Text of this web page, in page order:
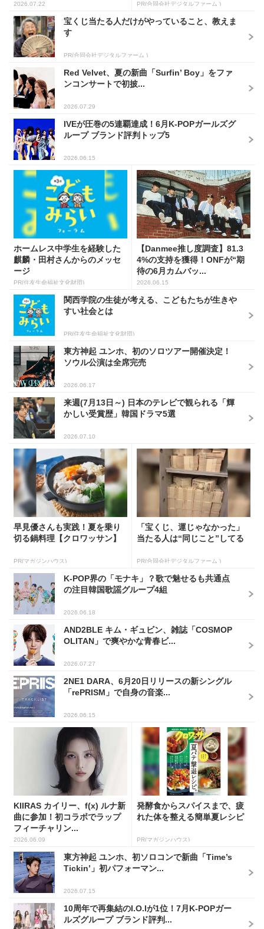
2026.07.22 PR(合同会社デジタルファーム )
宝くじ当たる人だけがやっていること、教えま
す
PR(合同会社デジタルファーム )
Red Velvet、夏の新曲「Surfin’ Boy」をファ
ンコンサートで初披...
2026.07.29
IVEが圧巻の5連覇達成！6月K-POPガールズグ
ループ ブランド評判トップ5
2026.06.15
ホームレス中学生を経験した
麒麟・田村さんからのメッセ
ージ
PR(住友生命福祉文化財団)
【Danmee推し度調査】81.3
4%の支持を獲得！ONFが“期
待の6月カムバッ...
2026.06.15
関西学院の生徒が考える、こどもたちが生きや
すい社会とは
PR(住友生命福祉文化財団)
東方神起 ユンホ、初のソロツアー開催決定！
ソウル公演は全席完売
2026.06.17
来週(7月13日～) 日本のテレビで観られる「輝
かしい受賞歴」韓国ドラマ5選
2026.07.10
早見優さんも実践！夏を乗り
切る鍋料理【クロワッサン】
PR(マガジンハウス)
「宝くじ、運じゃなかった」
当たる人は“同じこと”してる
PR(合同会社デジタルファーム )
K-POP界の「モナキ」？歌で魅せるも共通点
の注目韓国歌謡グループ4組
2026.06.18
AND2BLE キム・ギュビン、雑誌「COSMOP
OLITAN」で爽やかな青春ビ...
2026.07.27
2NE1 DARA、6月20日リリースの新シングル
「rePRISM」で自身の音楽...
2026.06.15
KIIRAS カイリー、f(x) ルナ新
曲に参加！初コラボでラップ
フィーチャリン...
2026.06.09
発酵食からスパイスまで、疲
れた体を整える簡単夏レシピ
PR(マガジンハウス)
東方神起 ユンホ、初ソロコンで新曲「Time’s
Tickin’」初パフォーマン...
2026.07.15
10周年で再集結のI.O.Iが1位！7月K-POPガー
ルズグループ ブランド評判...